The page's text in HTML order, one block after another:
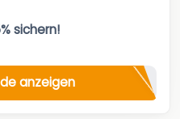
sichern!
anzeigen